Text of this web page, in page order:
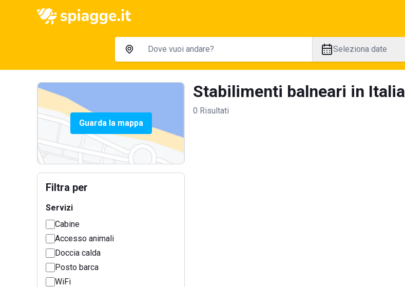
Seleziona date
Guarda la mappa
Filtra per
Servizi
Cabine
Accesso animali
Doccia calda
Posto barca
WiFi
Stabilimenti balneari in Italia
0 Risultati